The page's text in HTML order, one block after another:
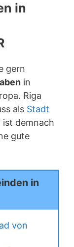
in
gern
in
Riga
als Stadt
demnach
gute
in
von